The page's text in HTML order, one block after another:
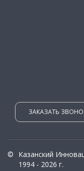
ЗАКАЗАТЬ
©
Казанский
1994 - 2026 г.